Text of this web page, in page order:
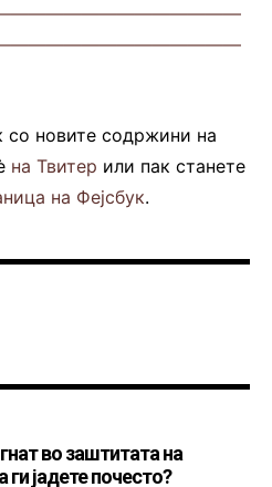
со новите содржини на
на Твитер или пак станете
на Фејсбук.
во заштитата на
јадете почесто?